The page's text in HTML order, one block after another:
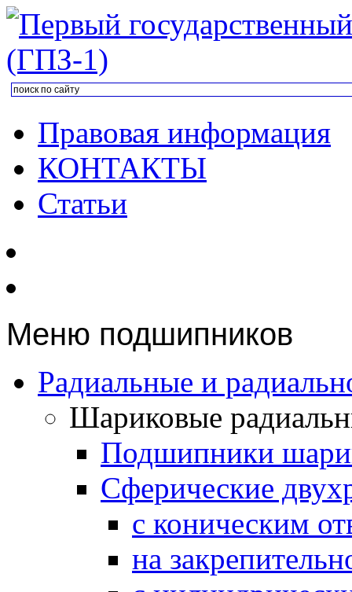
Правовая информация
КОНТАКТЫ
Статьи
Меню подшипников
Радиальные и
Шариковые
Подшипники
Сферические
с коническим
на